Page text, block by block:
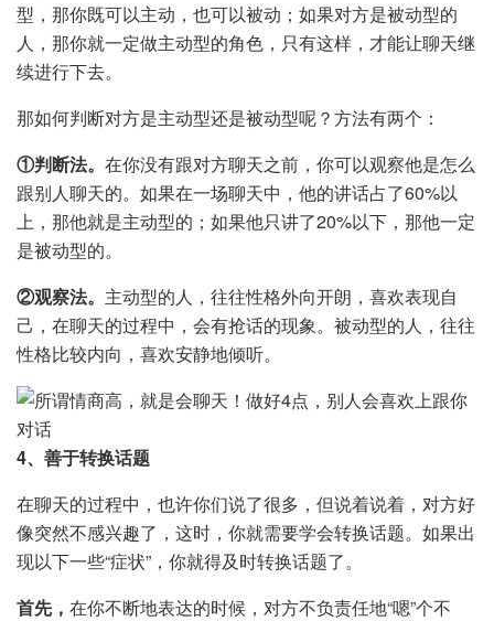
型，那你既可以主动，也可以被动；如果对方是被动型的
人，那你就一定做主动型的角色，只有这样，才能让聊天继
续进行下去。
那如何判断对方是主动型还是被动型呢？方法有两个：
①判断法。 在你没有跟对方聊天之前，你可以观察他是怎么
跟别人聊天的。如果在一场聊天中，他的讲话占了60%以
上，那他就是主动型的；如果他只讲了20%以下，那他一定
是被动型的。
②观察法。 主动型的人，往往性格外向开朗，喜欢表现自
己，在聊天的过程中，会有抢话的现象。被动型的人，往往
性格比较内向，喜欢安静地倾听。
4、善于转换话题
在聊天的过程中，也许你们说了很多，但说着说着，对方好
像突然不感兴趣了，这时，你就需要学会转换话题。如果出
现以下一些“症状”，你就得及时转换话题了。
首先， 在你不断地表达的时候，对方不负责任地“嗯”个不